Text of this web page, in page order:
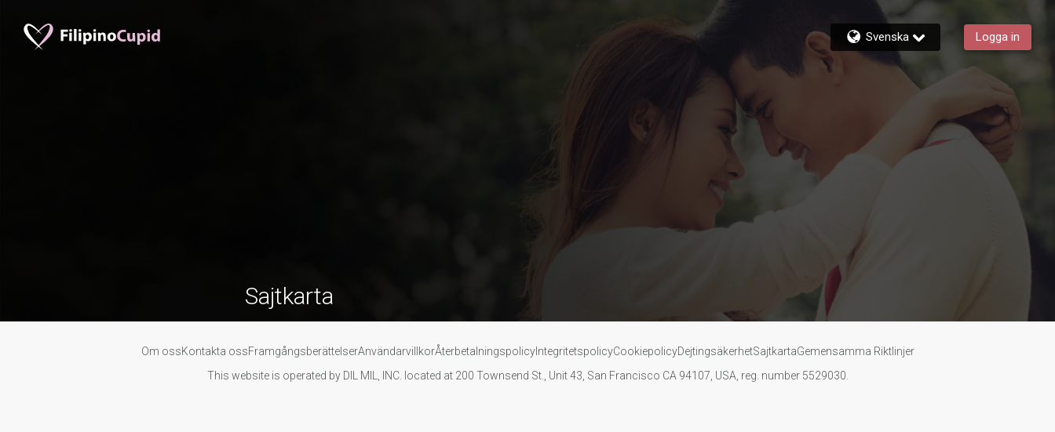
Svenska Logga in
Sajtkarta
Om ossKontakta ossFramgångsberättelserAnvändarvillkorÅterbetalningspolicyIntegritetspolicyCookiepolicyDejtingsäkerhetSajtkartaGemensamma Riktlinjer
This website is operated by DIL MIL, INC. located at 200 Townsend St., Unit 43, San Francisco CA 94107, USA, reg. number 5529030.